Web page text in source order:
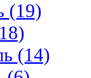
(19)
(14)